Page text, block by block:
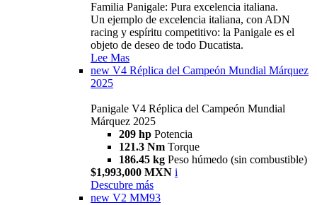
Familia Panigale: Pura excelencia italiana.
Un ejemplo de excelencia italiana, con ADN
racing y espíritu competitivo: la Panigale es el
objeto de deseo de todo Ducatista.
Lee Mas
new V4 Réplica del Campeón Mundial Márquez
2025
Panigale V4 Réplica del Campeón Mundial
Márquez 2025
209 hp Potencia
121.3 Nm Torque
186.45 kg Peso húmedo (sin combustible)
$1,993,000 MXN i
Descubre más
new V2 MM93